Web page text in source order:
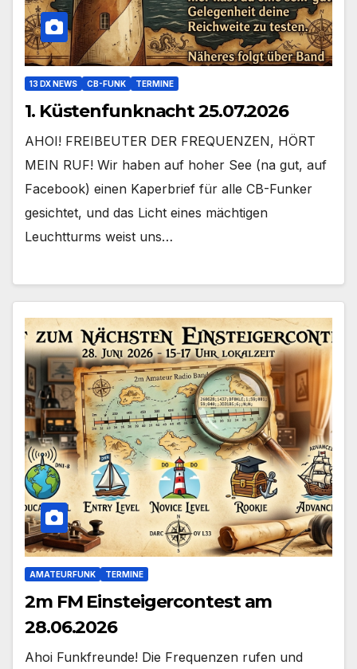
13 DX NEWS CB-FUNK TERMINE
1. Küstenfunknacht 25.07.2026
AHOI! FREIBEUTER DER FREQUENZEN, HÖRT
MEIN RUF! Wir haben auf hoher See (na gut, auf
Facebook) einen Kaperbrief für alle CB-Funker
gesichtet, und das Licht eines mächtigen
Leuchtturms weist uns…
AMATEURFUNK TERMINE
2m FM Einsteigercontest am
28.06.2026
Ahoi Funkfreunde! Die Frequenzen rufen und